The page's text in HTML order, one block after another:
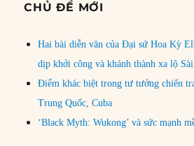
CHỦ ĐỀ MỚI
Hai bài diễn văn của Đại sứ Hoa Kỳ
dịp khởi công và khánh thành xa lộ
Điểm khác biệt trong tư tưởng chiến
Trung Quốc, Cuba
‘Black Myth: Wukong’ và sức mạnh